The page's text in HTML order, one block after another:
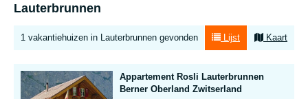
Lauterbrunnen
1 vakantiehuizen in Lauterbrunnen gevonden Lijst Kaart
Appartement Rosli Lauterbrunnen
Berner Oberland Zwitserland